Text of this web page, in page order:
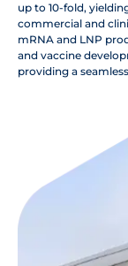
up to 10-fold,
commercial and
mRNA and LNP
and vaccine
providing a